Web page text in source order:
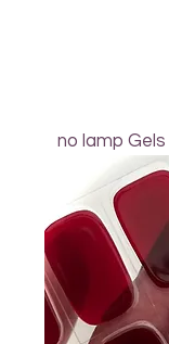
no lamp Gels